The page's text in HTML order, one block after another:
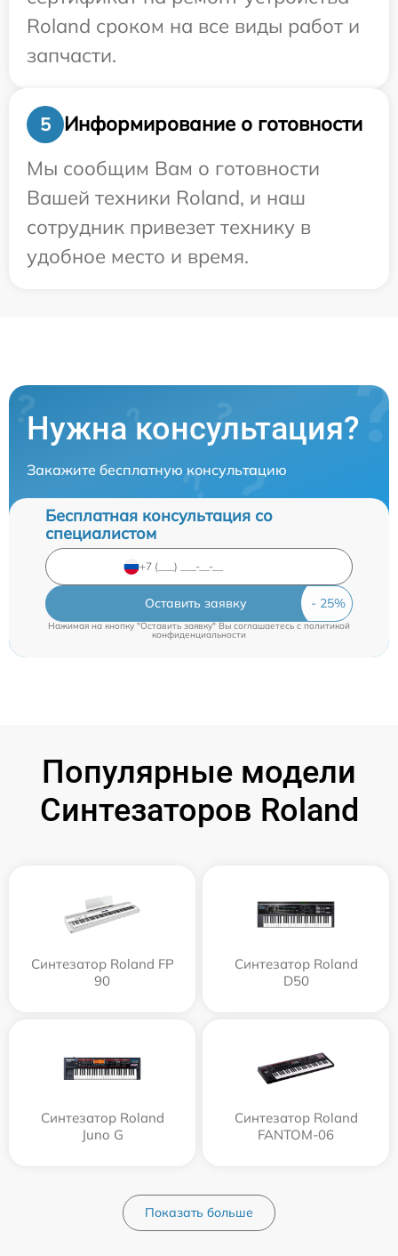
Roland сроком на все виды работ и
запчасти.
5
Информирование о готовности
Мы сообщим Вам о готовности
Вашей техники Roland, и наш
сотрудник привезет технику в
удобное место и время.
Нужна консультация?
Закажите бесплатную консультацию
Бесплатная консультация со
специалистом
Оставить заявку
Нажимая на кнопку "Оставить заявку" Вы соглашаетесь cполитикой
конфиденциальности
Популярные модели
Синтезаторов Roland
Синтезатор Roland FP
90
Синтезатор Roland
D50
Синтезатор Roland
Juno G
Синтезатор Roland
FANTOM-06
Показать больше